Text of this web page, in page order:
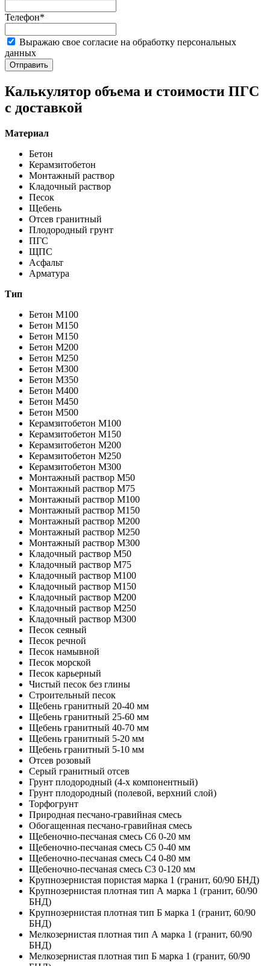
Телефон*
Выражаю свое согласие на обработку персональных
данных
Отправить
Калькулятор объема и стоимости ПГС
с доставкой
Материал
Бетон
Керамзитобетон
Монтажный раствор
Кладочный раствор
Песок
Щебень
Отсев гранитный
Плодородный грунт
ПГС
ЩПС
Асфальт
Арматура
Тип
Бетон M100
Бетон M150
Бетон M150
Бетон M200
Бетон M250
Бетон M300
Бетон M350
Бетон M400
Бетон M450
Бетон M500
Керамзитобетон М100
Керамзитобетон М150
Керамзитобетон М200
Керамзитобетон М250
Керамзитобетон М300
Монтажный раствор М50
Монтажный раствор М75
Монтажный раствор М100
Монтажный раствор М150
Монтажный раствор М200
Монтажный раствор М250
Монтажный раствор М300
Кладочный раствор М50
Кладочный раствор М75
Кладочный раствор М100
Кладочный раствор M150
Кладочный раствор M200
Кладочный раствор M250
Кладочный раствор M300
Песок сеяный
Песок речной
Песок намывной
Песок морской
Песок карьерный
Чистый песок без глины
Строительный песок
Щебень гранитный 20-40 мм
Щебень гранитный 25-60 мм
Щебень гранитный 40-70 мм
Щебень гранитный 5-20 мм
Щебень гранитный 5-10 мм
Отсев розовый
Серый гранитный отсев
Грунт плодородный (4-х компонентный)
Грунт плодородный (полевой, верхний слой)
Торфогрунт
Природная песчано-гравийная смесь
Обогащенная песчано-гравийная смесь
Щебеночно-песчаная смесь C6 0-20 мм
Щебеночно-песчаная смесь C5 0-40 мм
Щебеночно-песчаная смесь C4 0-80 мм
Щебеночно-песчаная смесь C3 0-120 мм
Крупнозернистая пористая марка 1 (гранит, 60/90 БНД)
Крупнозернистая плотная тип А марка 1 (гранит, 60/90
БНД)
Крупнозернистая плотная тип Б марка 1 (гранит, 60/90
БНД)
Мелкозернистая плотная тип А марка 1 (гранит, 60/90
БНД)
Мелкозернистая плотная тип Б марка 1 (гранит, 60/90